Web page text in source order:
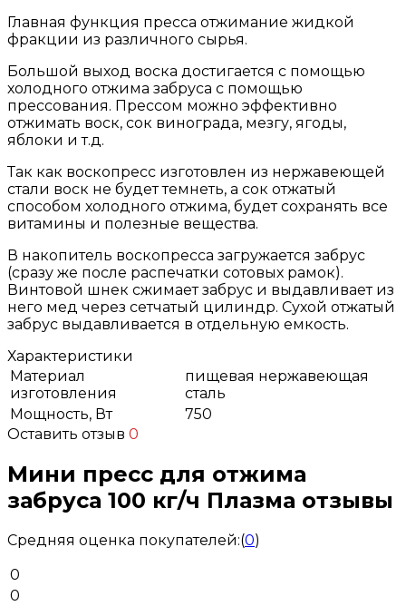
Главная функция пресса отжимание жидкой
фракции из различного сырья.
Большой выход воска достигается с помощью
холодного отжима забруса с помощью
прессования. Прессом можно эффективно
отжимать воск, сок винограда, мезгу, ягоды,
яблоки и т.д.
Так как воскопресс изготовлен из нержавеющей
стали воск не будет темнеть, а сок отжатый
способом холодного отжима, будет сохранять все
витамины и полезные вещества.
В накопитель воскопресса загружается забрус
(сразу же после распечатки сотовых рамок).
Винтовой шнек сжимает забрус и выдавливает из
него мед через сетчатый цилиндр. Сухой отжатый
забрус выдавливается в отдельную емкость.
Характеристики
Материал
изготовления
пищевая нержавеющая
сталь
Мощность, Вт
750
Оставить отзыв 0
Мини пресс для отжима
забруса 100 кг/ч Плазма отзывы
Средняя оценка покупателей:(0)
0
0